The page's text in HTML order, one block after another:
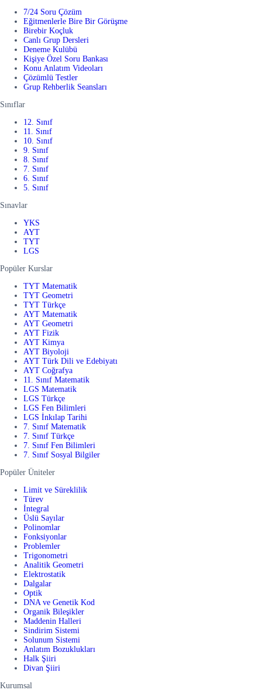
7/24 Soru Çözüm
Eğitmenlerle Bire Bir Görüşme
Birebir Koçluk
Canlı Grup Dersleri
Deneme Kulübü
Kişiye Özel Soru Bankası
Konu Anlatım Videoları
Çözümlü Testler
Grup Rehberlik Seansları
Sınıflar
12. Sınıf
11. Sınıf
10. Sınıf
9. Sınıf
8. Sınıf
7. Sınıf
6. Sınıf
5. Sınıf
Sınavlar
YKS
AYT
TYT
LGS
Popüler Kurslar
TYT Matematik
TYT Geometri
TYT Türkçe
AYT Matematik
AYT Geometri
AYT Fizik
AYT Kimya
AYT Biyoloji
AYT Türk Dili ve Edebiyatı
AYT Coğrafya
11. Sınıf Matematik
LGS Matematik
LGS Türkçe
LGS Fen Bilimleri
LGS İnkılap Tarihi
7. Sınıf Matematik
7. Sınıf Türkçe
7. Sınıf Fen Bilimleri
7. Sınıf Sosyal Bilgiler
Popüler Üniteler
Limit ve Süreklilik
Türev
İntegral
Üslü Sayılar
Polinomlar
Fonksiyonlar
Problemler
Trigonometri
Analitik Geometri
Elektrostatik
Dalgalar
Optik
DNA ve Genetik Kod
Organik Bileşikler
Maddenin Halleri
Sindirim Sistemi
Solunum Sistemi
Anlatım Bozuklukları
Halk Şiiri
Divan Şiiri
Kurumsal